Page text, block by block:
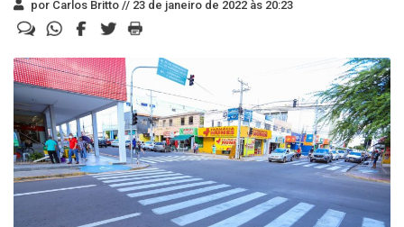
por Carlos Britto // 23 de janeiro de 2022 às 20:23